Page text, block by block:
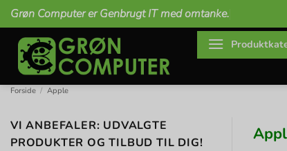
Fortsæt
til
indhold
Grøn Computer er Genbrugt IT med omtanke.
Forside / Apple
VI ANBEFALER: UDVALGTE
PRODUKTER OG TILBUD TIL DIG!